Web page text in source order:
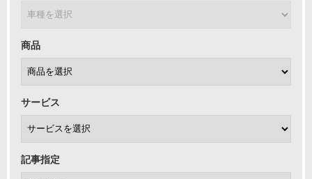
商品
サービス
記事指定